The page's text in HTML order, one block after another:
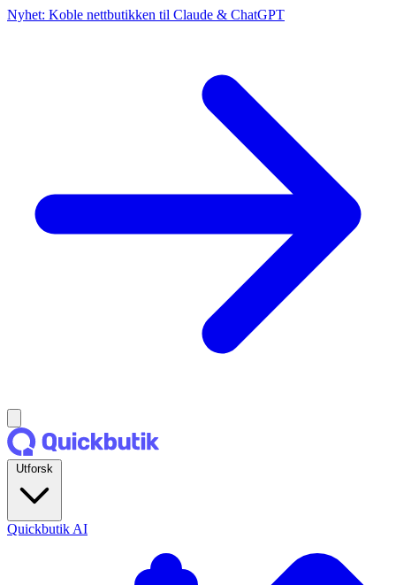
Nyhet: Koble nettbutikken til Claude & ChatGPT
Quickbutik AI